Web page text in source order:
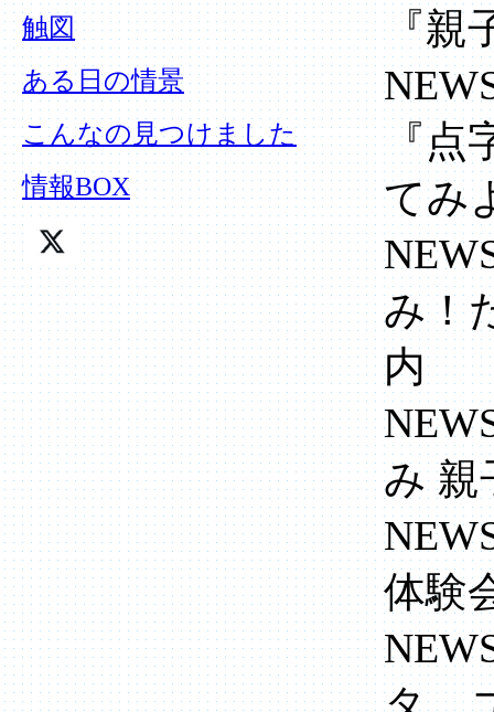
触図
ある日の情景
こんなの見つけました
情報BOX
『親
『点
てみ
み！
内
み 親
体験